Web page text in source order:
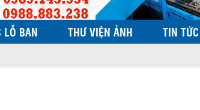
LỖ BAN THƯ VIỆN ẢNH TIN TỨC